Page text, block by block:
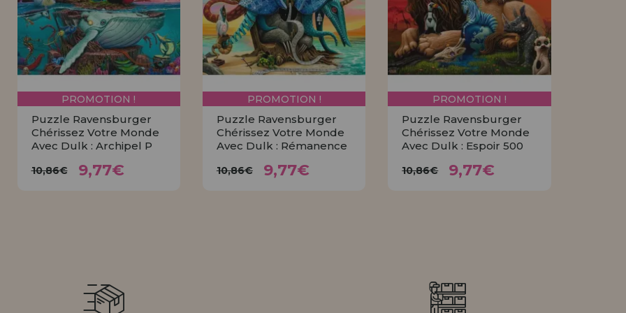
INFORMATION
info@maisondespuzzles.fr
Allez-y! Nous vous attendions.
NOUVEAU CLIENT
Allez-y! Nous vous
PROMOTION !
Puzzle Ravensburger
Chérissez Votre Monde
Avec Dulk : Archipel P
10,86€ 9,77€
PROMOTION !
Puzzle Ravensburger
Chérissez Votre Monde
Avec Dulk : Rémanence
10,86€ 9,77€
PROMOTION !
Puzzle Ravensburger
Chérissez Votre Monde
Avec Dulk : Espoir 500
10,86€ 9,77€